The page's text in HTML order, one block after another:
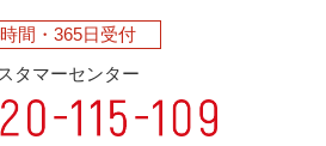
間・ 365日受付
タマーセンター